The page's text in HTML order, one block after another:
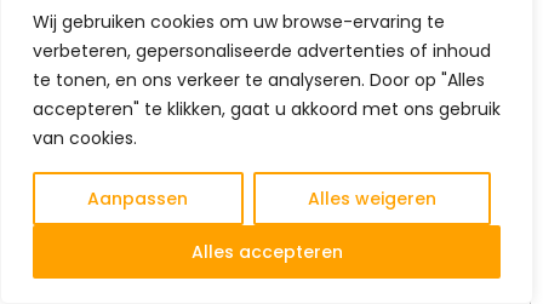
Wij gebruiken cookies om uw browse-ervaring te
verbeteren, gepersonaliseerde advertenties of inhoud
te tonen, en ons verkeer te analyseren. Door op "Alles
accepteren" te klikken, gaat u akkoord met ons gebruik
van cookies.
Aanpassen Alles weigeren
Alles accepteren